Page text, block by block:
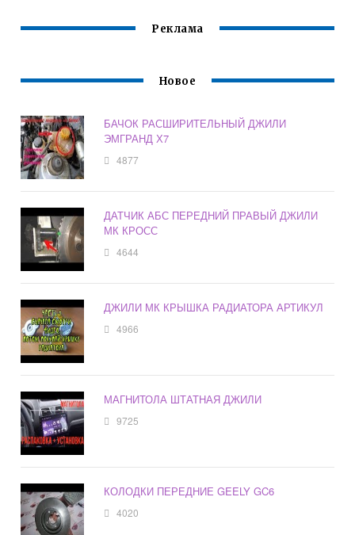
Реклама
Новое
БАЧОК РАСШИРИТЕЛЬНЫЙ ДЖИЛИ
ЭМГРАНД Х7
4877
ДАТЧИК АБС ПЕРЕДНИЙ ПРАВЫЙ ДЖИЛИ
МК КРОСС
4644
ДЖИЛИ МК КРЫШКА РАДИАТОРА АРТИКУЛ
4966
МАГНИТОЛА ШТАТНАЯ ДЖИЛИ
9725
КОЛОДКИ ПЕРЕДНИЕ GEELY GC6
4020